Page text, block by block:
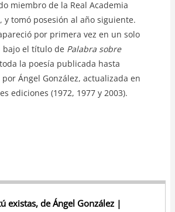
miembro de la Real Academia
y tomó posesión al año siguiente.
por primera vez en un solo
bajo el título de Palabra sobre
la poesía publicada hasta
Ángel González, actualizada en
ediciones (1972, 1977 y 2003).
existas, de Ángel González |